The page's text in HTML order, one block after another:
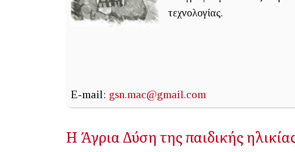
τεχνολογίας.
E-mail: gsn.mac@gmail.com
Η Άγρια Δύση της παιδικής